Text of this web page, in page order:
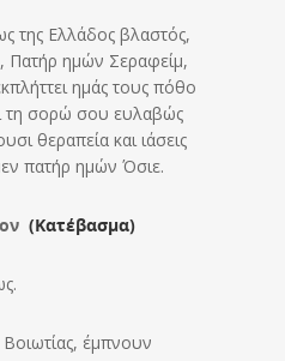
της Ελλάδος βλαστός,
Πατήρ ημών Σεραφείμ,
ημάς τους πόθο
τη σορώ σου ευλαβώς
θεραπεία και ιάσεις
πατήρ ημών Όσιε.
(Κατέβασμα)
έμπνουν